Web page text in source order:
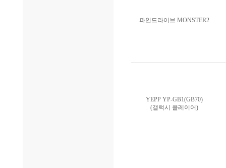
파인드라이브 MONSTER2
YEPP YP-GB1(GB70)
(갤럭시 플레이어)